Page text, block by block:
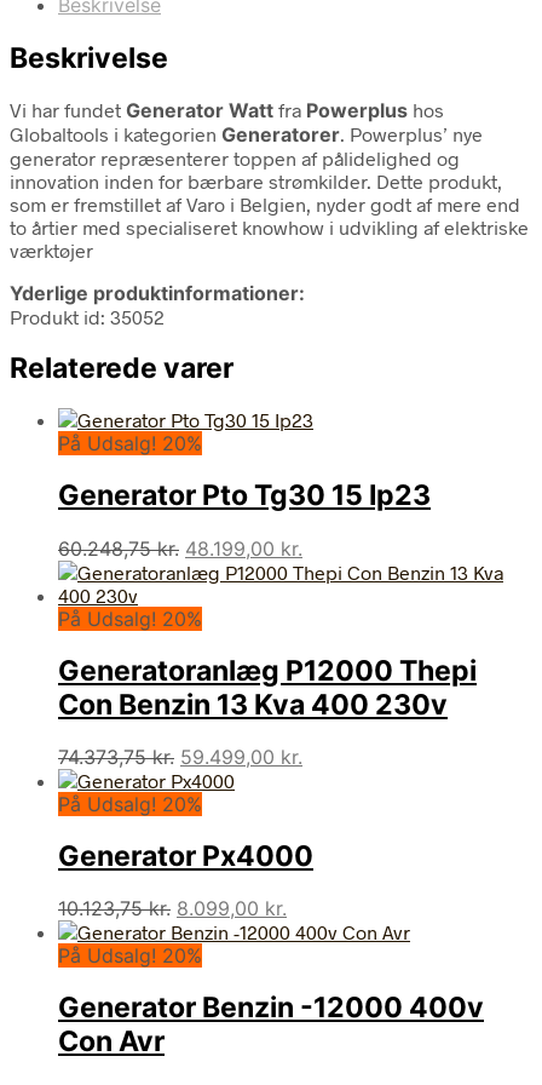
Beskrivelse
Beskrivelse
Vi har fundet Generator Watt fra Powerplus hos
Globaltools i kategorien Generatorer. Powerplus’ nye
generator repræsenterer toppen af pålidelighed og
innovation inden for bærbare strømkilder. Dette produkt,
som er fremstillet af Varo i Belgien, nyder godt af mere end
to årtier med specialiseret knowhow i udvikling af elektriske
værktøjer
Yderlige produktinformationer:
Produkt id: 35052
Relaterede varer
På Udsalg! 20%
Generator Pto Tg30 15 Ip23
60.248,75kr. Den
oprindelige
var:
48.199,00 kr.
aktuelle
På Udsalg! 20%
Generatoranlæg P12000 Thepi
Con Benzin 13 Kva 400 230v
74.373,75kr. Den
oprindelige
pris
74.373,75 kr..
59.499,00 kr.
59.499,00 kr..
På Udsalg! 20%
Generator Px4000
10.123,75kr. Den
oprindelige
pris
10.123,75 kr..
8.099,00 kr.
aktuelle
8.099,00 kr..
På Udsalg! 20%
Generator Benzin -12000 400v
Con Avr